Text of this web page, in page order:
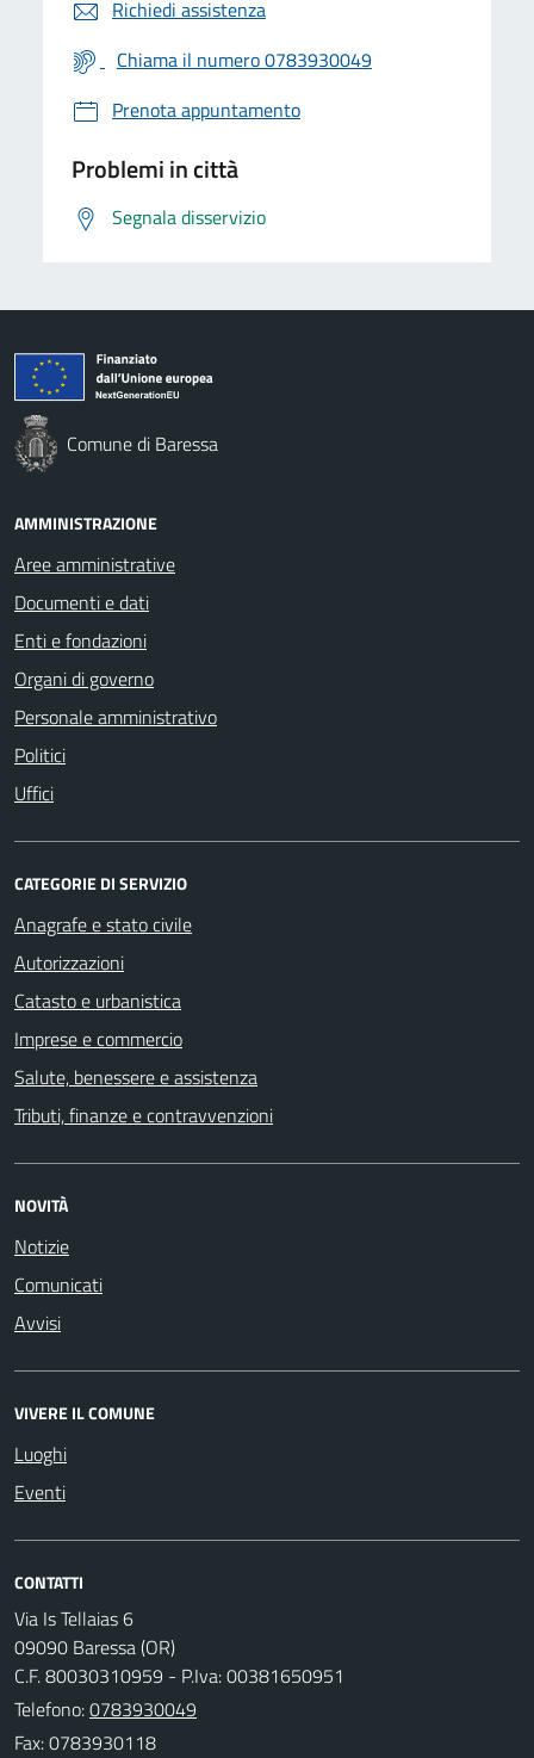
Richiedi assistenza
Chiama il numero 0783930049
Prenota appuntamento
Problemi in città
Segnala disservizio
Comune di Baressa
AMMINISTRAZIONE
Aree amministrative
Documenti e dati
Enti e fondazioni
Organi di governo
Personale amministrativo
Politici
Uffici
CATEGORIE DI SERVIZIO
Anagrafe e stato civile
Autorizzazioni
Catasto e urbanistica
Imprese e commercio
Salute, benessere e assistenza
Tributi, finanze e contravvenzioni
NOVITÀ
Notizie
Comunicati
Avvisi
VIVERE IL COMUNE
Luoghi
Eventi
CONTATTI
Via Is Tellaias 6
09090 Baressa (OR)
C.F. 80030310959 - P.Iva: 00381650951
Telefono:0783930049
Fax: 0783930118